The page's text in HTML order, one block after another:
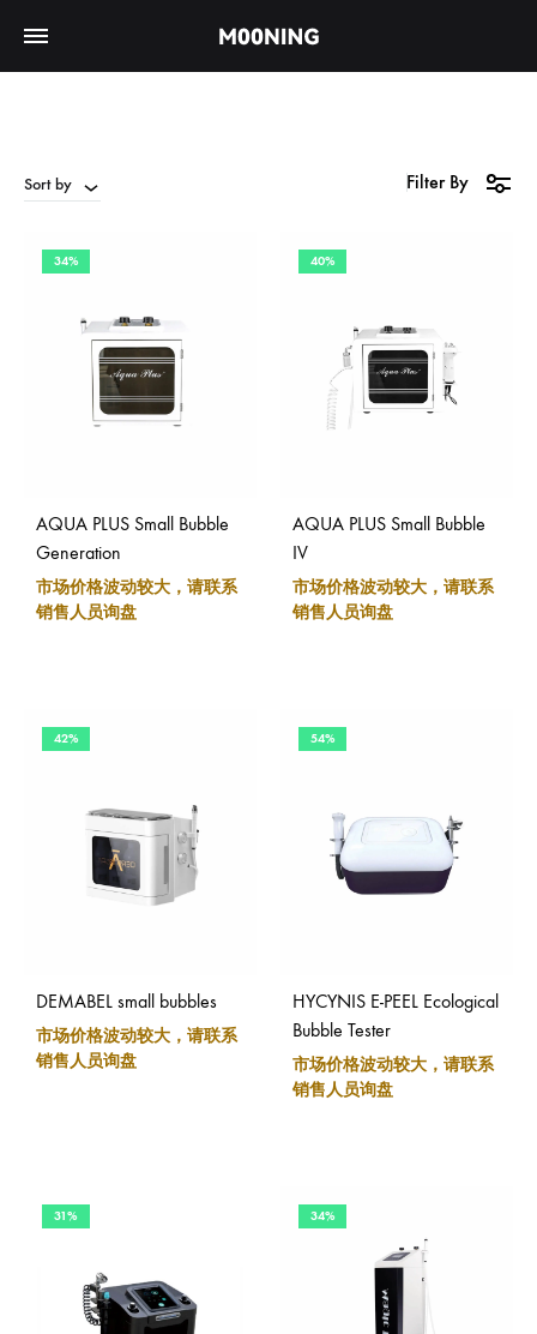
Sort by Filter By
34%
AQUA PLUS Small Bubble
Generation
市场价格波动较大，请联系
销售人员询盘
40%
AQUA PLUS Small Bubble
IV
市场价格波动较大，请联系
销售人员询盘
42%
DEMABEL small bubbles
市场价格波动较大，请联系
销售人员询盘
54%
HYCYNIS E-PEEL Ecological
Bubble Tester
市场价格波动较大，请联系
销售人员询盘
31% 34%